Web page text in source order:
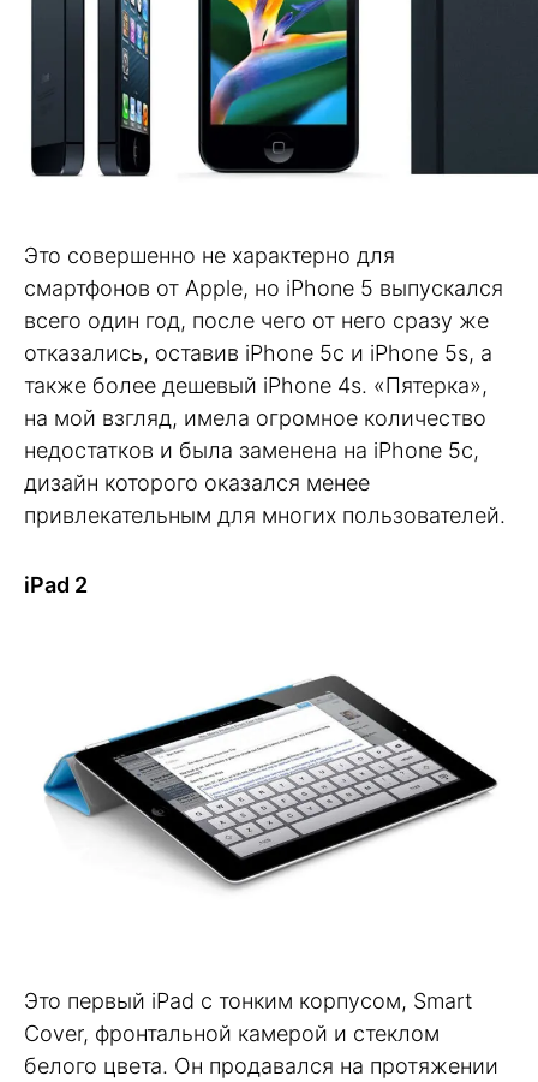
Это совершенно не характерно для
смартфонов от Apple, но iPhone 5 выпускался
всего один год, после чего от него сразу же
отказались, оставив iPhone 5c и iPhone 5s, а
также более дешевый iPhone 4s. «Пятерка»,
на мой взгляд, имела огромное количество
недостатков и была заменена на iPhone 5c,
дизайн которого оказался менее
привлекательным для многих пользователей.
iPad 2
Это первый iPad с тонким корпусом, Smart
Cover, фронтальной камерой и стеклом
белого цвета. Он продавался на протяжении